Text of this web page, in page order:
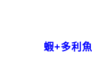
蝦+多利魚